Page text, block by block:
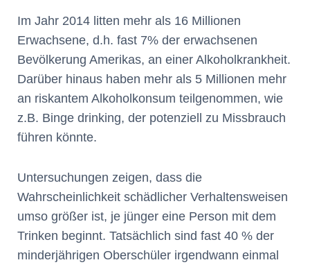
Im Jahr 2014 litten mehr als 16 Millionen
Erwachsene, d.h. fast 7% der erwachsenen
Bevölkerung Amerikas, an einer Alkoholkrankheit.
Darüber hinaus haben mehr als 5 Millionen mehr
an riskantem Alkoholkonsum teilgenommen, wie
z.B. Binge drinking, der potenziell zu Missbrauch
führen könnte.
Untersuchungen zeigen, dass die
Wahrscheinlichkeit schädlicher Verhaltensweisen
umso größer ist, je jünger eine Person mit dem
Trinken beginnt. Tatsächlich sind fast 40 % der
minderjährigen Oberschüler irgendwann einmal